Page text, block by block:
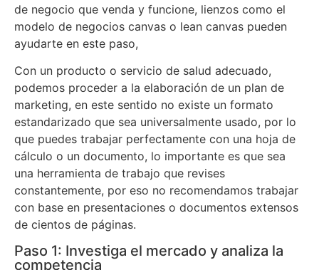
de negocio que venda y funcione, lienzos como el
modelo de negocios canvas o lean canvas pueden
ayudarte en este paso,
Con un producto o servicio de salud adecuado,
podemos proceder a la elaboración de un plan de
marketing, en este sentido no existe un formato
estandarizado que sea universalmente usado, por lo
que puedes trabajar perfectamente con una hoja de
cálculo o un documento, lo importante es que sea
una herramienta de trabajo que revises
constantemente, por eso no recomendamos trabajar
con base en presentaciones o documentos extensos
de cientos de páginas.
Paso 1: Investiga el mercado y analiza la
competencia